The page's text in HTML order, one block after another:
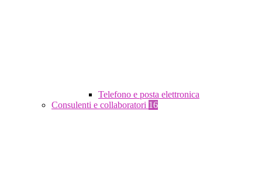
Telefono e posta elettronica
Consulenti e collaboratori 16